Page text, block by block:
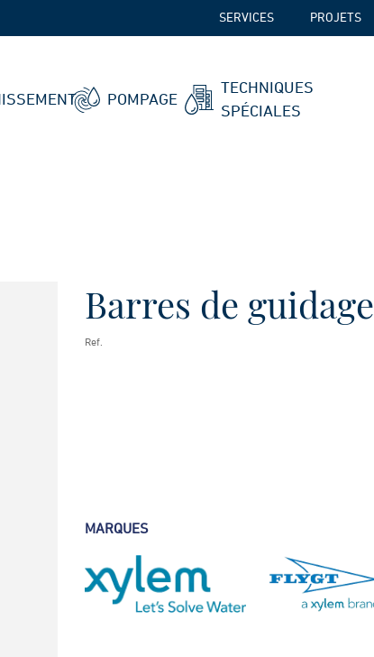
POMPAGE
TECHNIQUES
SPÉCIALES
SERVICES PROJETS
Barres de guidage
Ref.
MARQUES